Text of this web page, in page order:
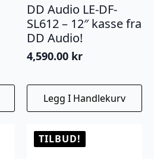
DD Audio LE-DF-
SL612 – 12″ kasse fra
DD Audio!
4,590.00 kr
Legg I Handlekurv
TILBUD!